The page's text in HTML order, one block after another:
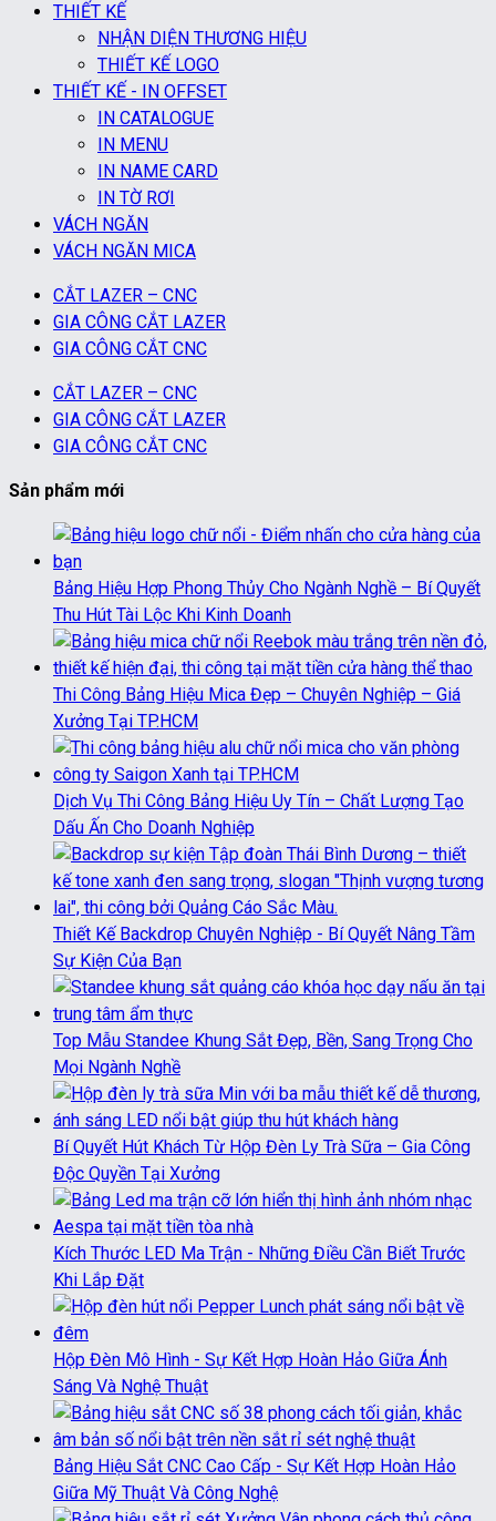
THIẾT KẾ
NHẬN DIỆN THƯƠNG HIỆU
THIẾT KẾ LOGO
THIẾT KẾ - IN OFFSET
IN CATALOGUE
IN MENU
IN NAME CARD
IN TỜ RƠI
VÁCH NGĂN
VÁCH NGĂN MICA
CẮT LAZER – CNC
GIA CÔNG CẮT LAZER
GIA CÔNG CẮT CNC
CẮT LAZER – CNC
GIA CÔNG CẮT LAZER
GIA CÔNG CẮT CNC
Sản phẩm mới
Bảng Hiệu Hợp Phong Thủy Cho Ngành Nghề – Bí Quyết
Thu Hút Tài Lộc Khi Kinh Doanh
Thi Công Bảng Hiệu Mica Đẹp – Chuyên Nghiệp – Giá
Xưởng Tại TP.HCM
Dịch Vụ Thi Công Bảng Hiệu Uy Tín – Chất Lượng Tạo
Dấu Ấn Cho Doanh Nghiệp
Thiết Kế Backdrop Chuyên Nghiệp - Bí Quyết Nâng Tầm
Sự Kiện Của Bạn
Top Mẫu Standee Khung Sắt Đẹp, Bền, Sang Trọng Cho
Mọi Ngành Nghề
Bí Quyết Hút Khách Từ Hộp Đèn Ly Trà Sữa – Gia Công
Độc Quyền Tại Xưởng
Kích Thước LED Ma Trận - Những Điều Cần Biết Trước
Khi Lắp Đặt
Hộp Đèn Mô Hình - Sự Kết Hợp Hoàn Hảo Giữa Ánh
Sáng Và Nghệ Thuật
Bảng Hiệu Sắt CNC Cao Cấp - Sự Kết Hợp Hoàn Hảo
Giữa Mỹ Thuật Và Công Nghệ